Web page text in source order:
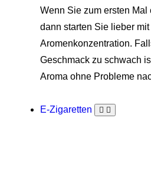
Wenn Sie zum ersten Mal
dann starten Sie lieber
Aromenkonzentration.
Geschmack zu schwach
Aroma ohne Probleme
E-Zigaretten